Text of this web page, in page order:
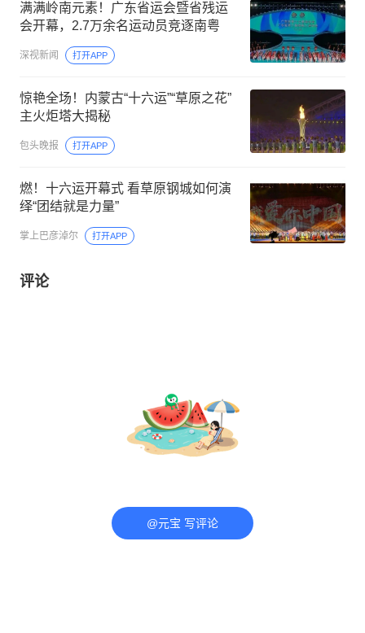
满满岭南元素！广东省运会暨省残运
会开幕，2.7万余名运动员竞逐南粤
深视新闻 打开APP
惊艳全场！内蒙古“十六运”“草原之花”
主火炬塔大揭秘
包头晚报 打开APP
燃！十六运开幕式 看草原钢城如何演
绎“团结就是力量”
掌上巴彦淖尔 打开APP
评论
@元宝 写评论